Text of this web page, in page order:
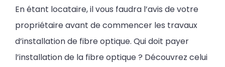
En étant locataire, il vous faudra l’avis de votre
propriétaire avant de commencer les travaux
d’installation de fibre optique. Qui doit payer
l’installation de la fibre optique ? Découvrez celui